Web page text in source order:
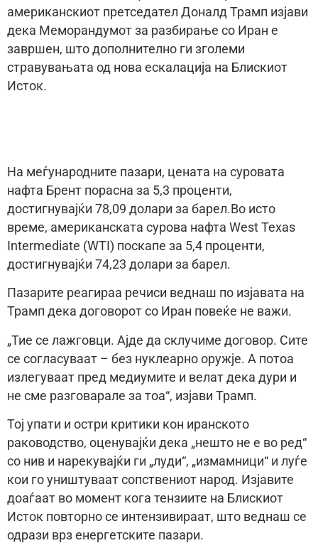
американскиот претседател Доналд Трамп изјави
дека Меморандумот за разбирање со Иран е
завршен, што дополнително ги зголеми
стравувањата од нова ескалација на Блискиот
Исток.
На меѓународните пазари, цената на суровата
нафта Брент порасна за 5,3 проценти,
достигнувајќи 78,09 долари за барел.Во исто
време, американската сурова нафта West Texas
Intermediate (WTI) поскапе за 5,4 проценти,
достигнувајќи 74,23 долари за барел.
Пазарите реагираа речиси веднаш по изјавата на
Трамп дека договорот со Иран повеќе не важи.
„Тие се лажговци. Ајде да склучиме договор. Сите
се согласуваат – без нуклеарно оружје. А потоа
излегуваат пред медиумите и велат дека дури и
не сме разговарале за тоа“, изјави Трамп.
Тој упати и остри критики кон иранското
раководство, оценувајќи дека „нешто не е во ред“
со нив и нарекувајќи ги „луди“, „измамници“ и луѓе
кои го уништуваат сопствениот народ. Изјавите
доаѓаат во момент кога тензиите на Блискиот
Исток повторно се интензивираат, што веднаш се
одрази врз енергетските пазари.